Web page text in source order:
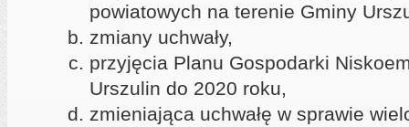
powiatowych na terenie Gminy
zmiany uchwały,
przyjęcia Planu Gospodarki
Urszulin do 2020 roku,
zmieniająca uchwałę w sprawie